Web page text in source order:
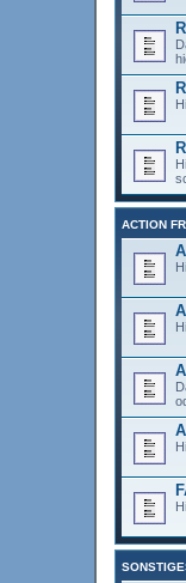
ACTION